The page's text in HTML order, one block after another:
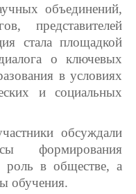
объединений,
представителей
стала площадкой
о ключевых
в условиях
и социальных
обсуждали
формирования
роль в обществе, а
обучения.